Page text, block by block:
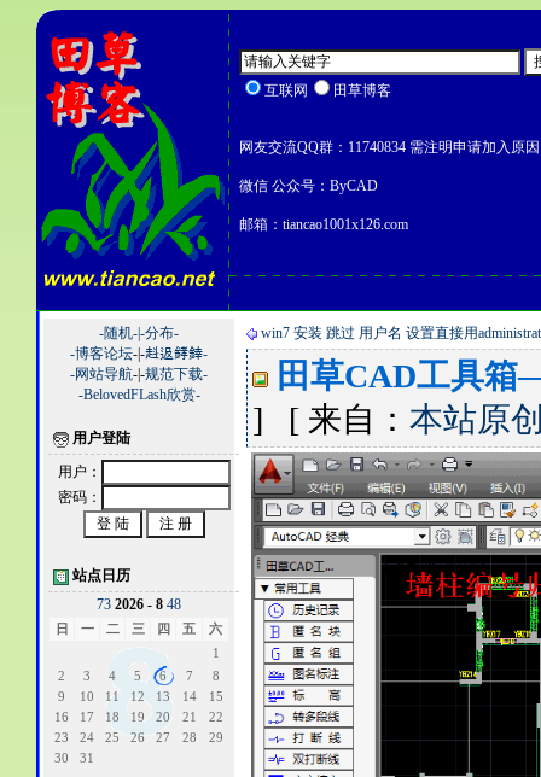
互联网 田草博客
网友交流QQ群：11740834 需注明申请加入原因
微信 公众号：ByCAD
邮箱：tiancao1001x126.com
-随机-|-分布-
-博客论坛-|-﨣﨤﨧﨨-
-网站导航-|-规范下载-
-BelovedFLash欣赏-
用户登陆
用户：
密码：
站点日历
73 2026 - 8 48
日 一 二 三 四 五
六
1
2
3 4 5 6 7
8
9
10 11 12 13 14
15
16
17 18 19 20 21
22
23
24 25 26 27 28
29
30
31
win7 安装 跳过 用户名 设置直接用
田草CAD工具
] [ 来自： 本站原